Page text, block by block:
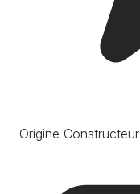
Origine Constructeur